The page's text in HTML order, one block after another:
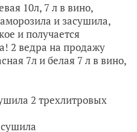
10л, 7 л в вино,
и засушила,
и получается
2 ведра на продажу
7л и белая 7 л в вино,
2 трехлитровых